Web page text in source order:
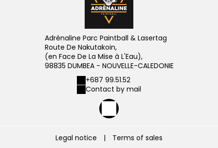
Adrénaline Parc Paintball & Lasertag
Route De Nakutakoin,
(en Face De La Mise à L'Eau),
98835 DUMBEA - NOUVELLE-CALEDONIE
+687 99.51.52
Contact by mail
Legal notice | Terms of sales